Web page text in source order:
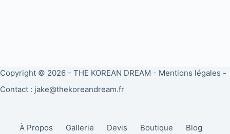
Copyright © 2026 - THE KOREAN DREAM - Mentions légales -
Contact : jake@thekoreandream.fr
À Propos Gallerie Devis Boutique Blog